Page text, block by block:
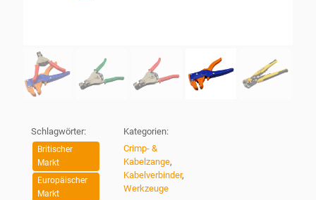
Schlagwörter:
Britischer
Markt
Europäischer
Markt
Kategorien:
Crimp- &
Kabelzange,
Kabelverbinder,
Werkzeuge